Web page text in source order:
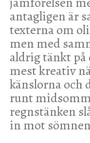
antagligen är
texterna om
men med
aldrig tänkt på
mest kreativ
känslorna och
runt
regnstänken
in mot